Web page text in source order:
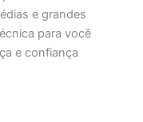
e grandes
para você
e confiança